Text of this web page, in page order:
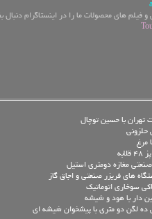
های محصولات ما را در اینستاگرام دنبال
تهران با حسین توچال
مرغ
صنعتی مغازه دومتری استیل
های فریزر صنعتی و اجاق گاز
سوخاری اتوماتیک
دار با هود و شیشه
ده لگن دو متری با پیشخوان شیشه ای